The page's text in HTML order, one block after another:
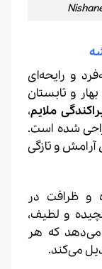
و رایحه‌ای
و تابستان
ملایم،
شده است.
و تازگی
و ظرافت در
و لطیف،
می‌دهد که هر
می‌کند.